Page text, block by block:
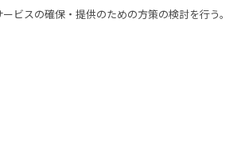
ビスの確保・提供のための方策の検討を行う。